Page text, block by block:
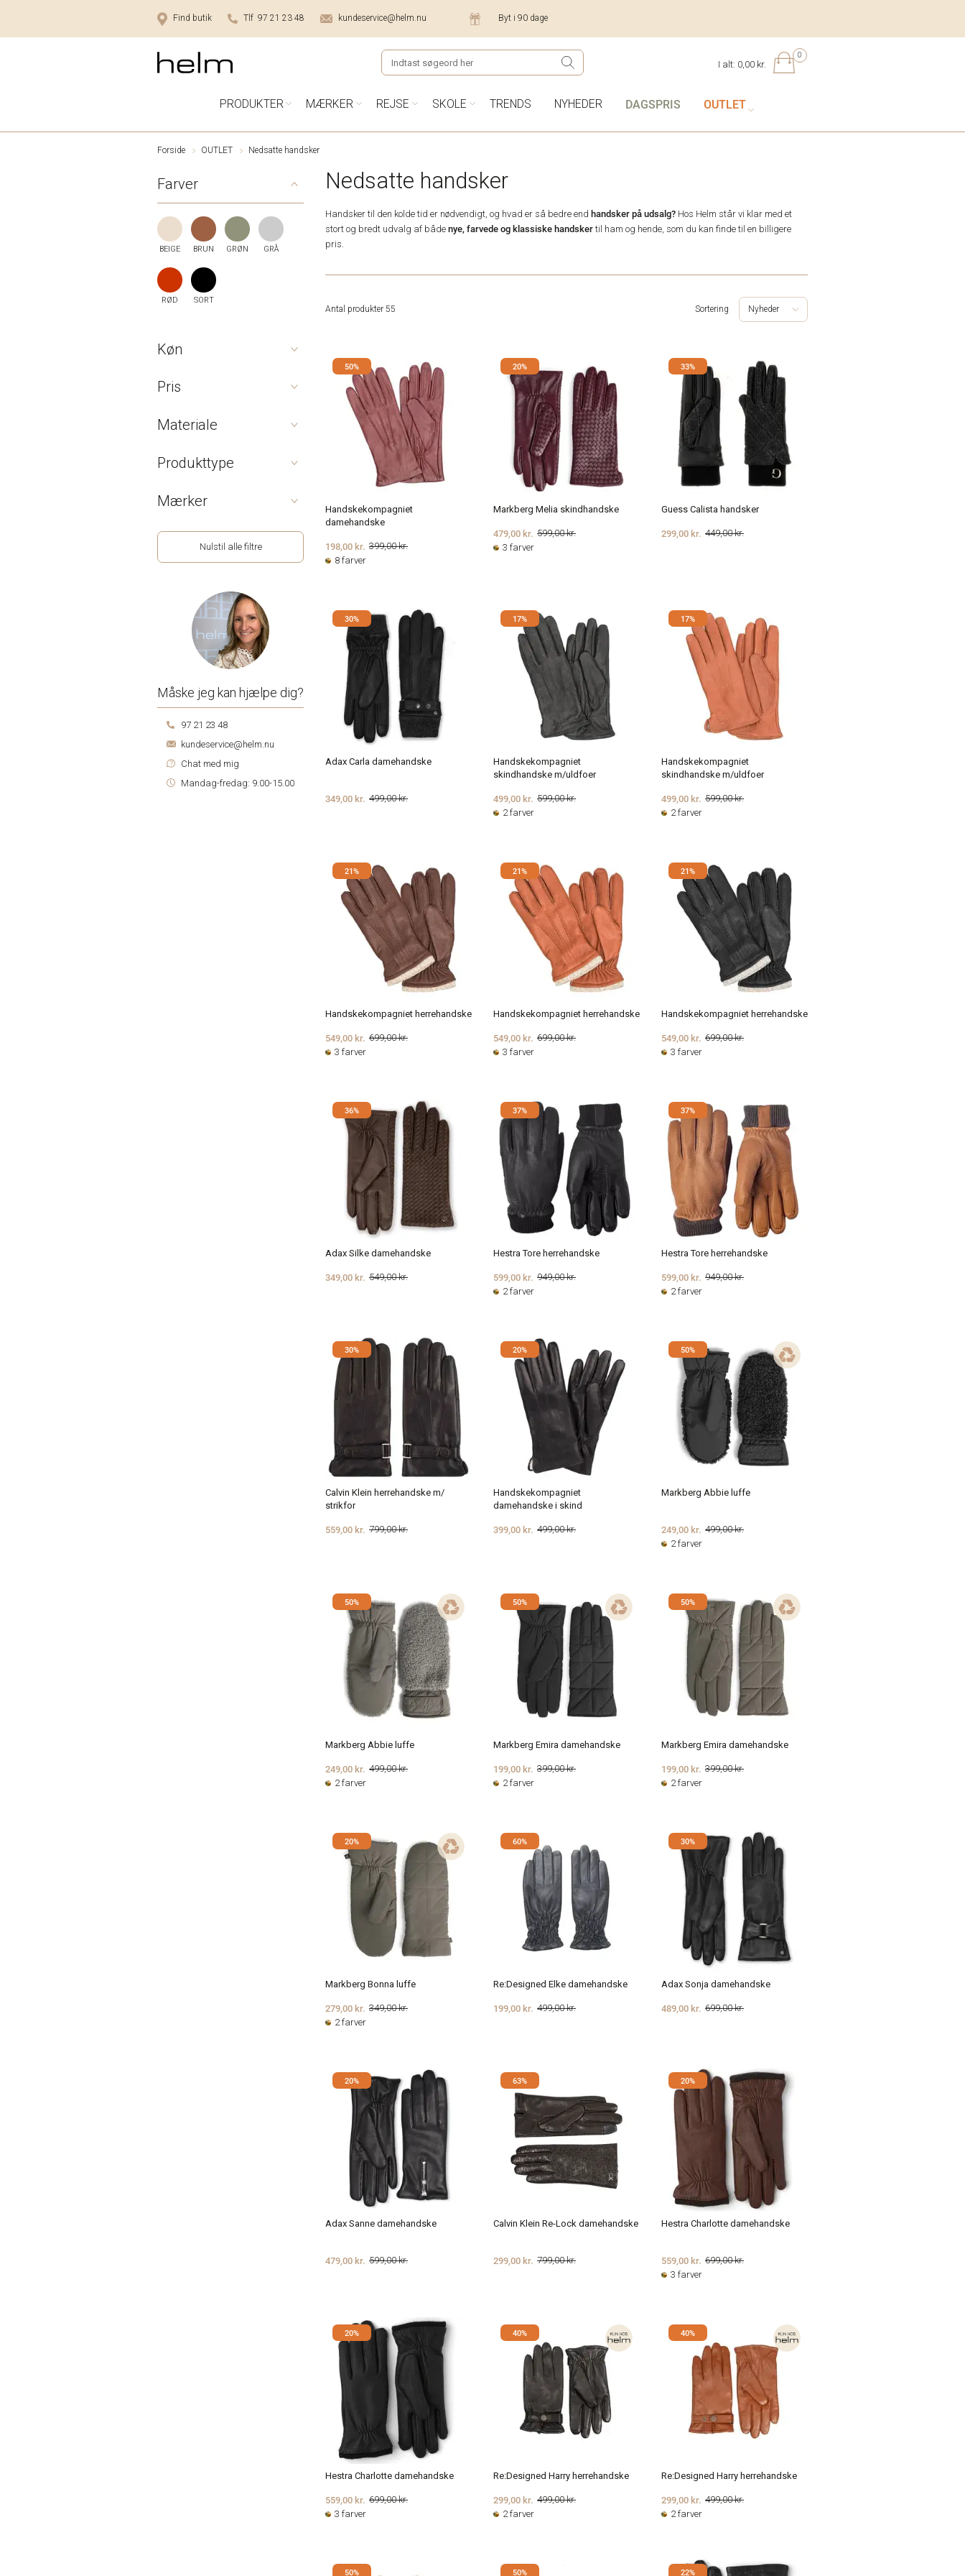
Find butik Tlf 97 21 23 48 kundeservice@helm.nu Byt i 90 dage
0
I alt: 0,00 kr.
PRODUKTER MÆRKER REJSE SKOLE TRENDS NYHEDER DAGSPRIS OUTLET
Forside OUTLET Nedsatte handsker
Farver
BEIGE BRUN GRØN GRÅ
RØD SORT
Køn
Pris
Materiale
Produkttype
Mærker
Nulstil alle filtre
Måske jeg kan hjælpe dig?
97 21 23 48
kundeservice@helm.nu
Chat med mig
Mandag-fredag: 9.00-15.00
Nedsatte handsker
Handsker til den kolde tid er nødvendigt, og hvad er så bedre end handsker på udsalg? Hos Helm står vi klar med et
stort og bredt udvalg af både nye, farvede og klassiske handskertil ham og hende, som du kan finde til en billigere
pris.
Antal produkter 55 Sortering Nyheder
50%
Handskekompagniet
damehandske
399,00 kr.
198,00 kr.
8 farver
20%
Markberg Melia skindhandske
599,00 kr.
479,00 kr.
3 farver
33%
Guess Calista handsker
449,00 kr.
299,00 kr.
30%
Adax Carla damehandske
499,00 kr.
349,00 kr.
17%
Handskekompagniet
skindhandske m/uldfoer
599,00 kr.
499,00 kr.
2 farver
17%
Handskekompagniet
skindhandske m/uldfoer
599,00 kr.
499,00 kr.
2 farver
21%
Handskekompagniet herrehandske
699,00 kr.
549,00 kr.
3 farver
21%
Handskekompagniet herrehandske
699,00 kr.
549,00 kr.
3 farver
21%
Handskekompagniet herrehandske
699,00 kr.
549,00 kr.
3 farver
36%
Adax Silke damehandske
549,00 kr.
349,00 kr.
37%
Hestra Tore herrehandske
949,00 kr.
599,00 kr.
2 farver
37%
Hestra Tore herrehandske
949,00 kr.
599,00 kr.
2 farver
30%
Calvin Klein herrehandske m/
strikfor
799,00 kr.
559,00 kr.
20%
Handskekompagniet
damehandske i skind
499,00 kr.
399,00 kr.
50%
Markberg Abbie luffe
499,00 kr.
249,00 kr.
2 farver
50%
Markberg Abbie luffe
499,00 kr.
249,00 kr.
2 farver
50%
Markberg Emira damehandske
399,00 kr.
199,00 kr.
2 farver
50%
Markberg Emira damehandske
399,00 kr.
199,00 kr.
2 farver
20%
Markberg Bonna luffe
349,00 kr.
279,00 kr.
2 farver
60%
Re:Designed Elke damehandske
499,00 kr.
199,00 kr.
30%
Adax Sonja damehandske
699,00 kr.
489,00 kr.
20%
Adax Sanne damehandske
599,00 kr.
479,00 kr.
63%
Calvin Klein Re-Lock damehandske
799,00 kr.
299,00 kr.
20%
Hestra Charlotte damehandske
699,00 kr.
559,00 kr.
3 farver
20%
Hestra Charlotte damehandske
699,00 kr.
559,00 kr.
3 farver
40%
Re:Designed Harry herrehandske
499,00 kr.
299,00 kr.
2 farver
40%
Re:Designed Harry herrehandske
499,00 kr.
299,00 kr.
2 farver
50% 50% 22%